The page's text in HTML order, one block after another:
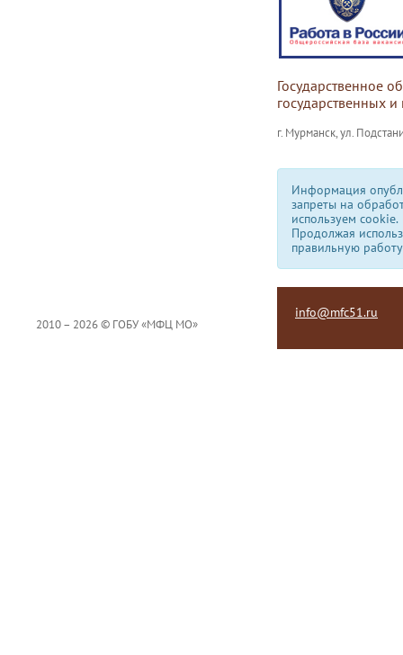
Государственное
государственных
г. Мурманск, ул.
Информация
запреты на
используем сookie.
Продолжая
правильную
2010 – 2026 © ГОБУ «МФЦ МО»
info@mfc51.ru